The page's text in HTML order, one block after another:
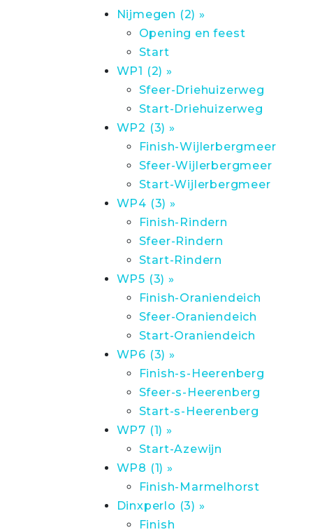
Nijmegen (2) »
Opening en feest
Start
WP1 (2) »
Sfeer-Driehuizerweg
Start-Driehuizerweg
WP2 (3) »
Finish-Wijlerbergmeer
Sfeer-Wijlerbergmeer
Start-Wijlerbergmeer
WP4 (3) »
Finish-Rindern
Sfeer-Rindern
Start-Rindern
WP5 (3) »
Finish-Oraniendeich
Sfeer-Oraniendeich
Start-Oraniendeich
WP6 (3) »
Finish-s-Heerenberg
Sfeer-s-Heerenberg
Start-s-Heerenberg
WP7 (1) »
Start-Azewijn
WP8 (1) »
Finish-Marmelhorst
Dinxperlo (3) »
Finish